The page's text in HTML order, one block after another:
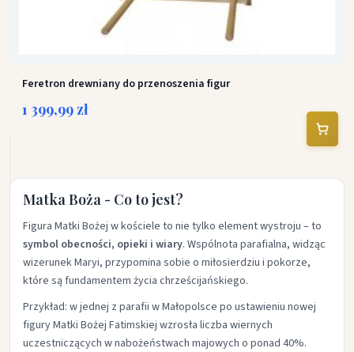
Feretron drewniany do przenoszenia figur
1 399,99 zł
Matka Boża - Co to jest?
Figura Matki Bożej w kościele to nie tylko element wystroju – to
symbol obecności, opieki i wiary. Wspólnota parafialna, widząc
wizerunek Maryi, przypomina sobie o miłosierdziu i pokorze,
które są fundamentem życia chrześcijańskiego.
Przykład: w jednej z parafii w Małopolsce po ustawieniu nowej
figury Matki Bożej Fatimskiej wzrosła liczba wiernych
uczestniczących w nabożeństwach majowych o ponad 40%.